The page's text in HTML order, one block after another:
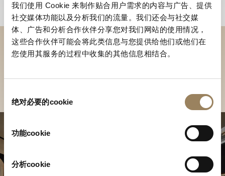
我们使用 Cookie 来制作贴合用户需求的内容与广告、提供
社交媒体功能以及分析我们的流量。我们还会与社交媒
体、广告和分析合作伙伴分享您对我们网站的使用情况，
这些合作伙伴可能会将此类信息与您提供给他们或他们在
您使用其服务的过程中收集的其他信息相结合。
绝对必要的cookie
功能cookie
分析cookie
到访精品店探索品牌系列
寻找精品店